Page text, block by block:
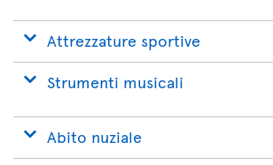
Attrezzature sportive
Strumenti musicali
Abito nuziale